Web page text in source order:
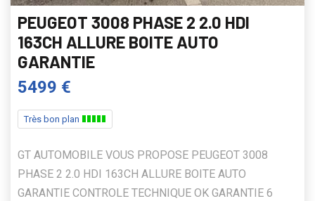
PEUGEOT 3008 PHASE 2 2.0 HDI
163CH ALLURE BOITE AUTO
GARANTIE
5499 €
Très bon plan
GT AUTOMOBILE VOUS PROPOSE PEUGEOT 3008
PHASE 2 2.0 HDI 163CH ALLURE BOITE AUTO
GARANTIE CONTROLE TECHNIQUE OK GARANTIE 6